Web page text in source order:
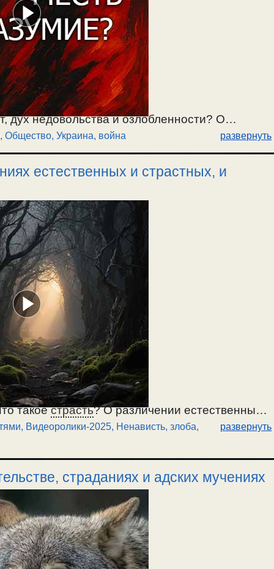
дух недовольства и озлобленности? О
месть и ненависть. Об
народ Украины. На кого работает
отомстить или благоразумие? О причине
и всего общества. Об обращении
, Общество, Украина, война развернуть
естественных и страстных, и
такоестрасть? О различении естественных
аскетизм, и борьбе с естеством,
прощении греха, искоренении страсти и
, Видеоролики-2025, Ненависть, злоба,
развернуть
страданиях и адских мучениях